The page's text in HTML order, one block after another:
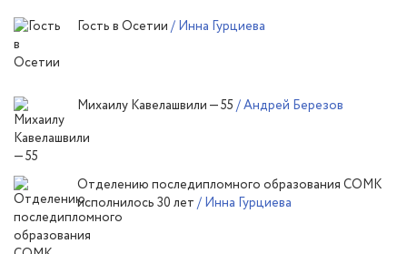
Гость в Осетии / Инна Гурциева
Михаилу Кавелашвили — 55 / Андрей Березов
Отделению последипломного образования СОМК
исполнилось 30 лет / Инна Гурциева